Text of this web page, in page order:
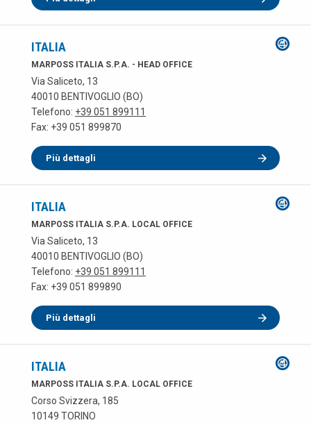
ITALIA
MARPOSS ITALIA S.P.A. - HEAD OFFICE
Via Saliceto, 13
40010 BENTIVOGLIO (BO)
Telefono: +39 051 899111
Fax: +39 051 899870
Più dettagli
ITALIA
MARPOSS ITALIA S.P.A. LOCAL OFFICE
Via Saliceto, 13
40010 BENTIVOGLIO (BO)
Telefono: +39 051 899111
Fax: +39 051 899890
Più dettagli
ITALIA
MARPOSS ITALIA S.P.A. LOCAL OFFICE
Corso Svizzera, 185
10149 TORINO